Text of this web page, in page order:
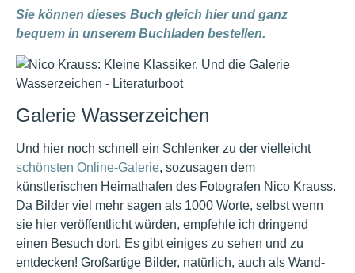
Sie können dieses Buch gleich hier und ganz
bequem in unserem Buchladen bestellen.
Galerie Wasserzeichen
Und hier noch schnell ein Schlenker zu der vielleicht
schönsten Online-Galerie, sozusagen dem
künstlerischen Heimathafen des Fotografen Nico Krauss.
Da Bilder viel mehr sagen als 1000 Worte, selbst wenn
sie hier veröffentlicht würden, empfehle ich dringend
einen Besuch dort. Es gibt einiges zu sehen und zu
entdecken! Großartige Bilder, natürlich, auch als Wand-